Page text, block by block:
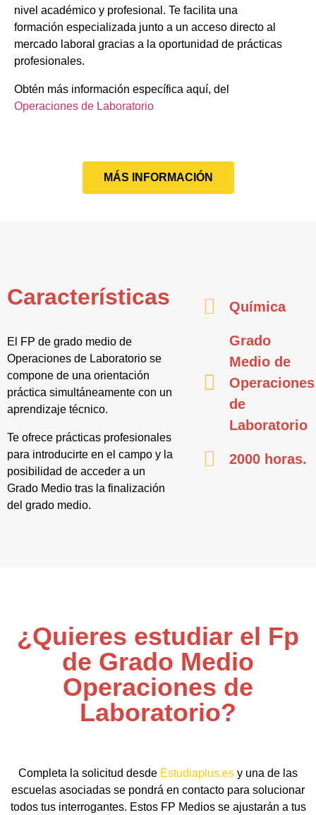
nivel académico y profesional. Te facilita una
formación especializada junto a un acceso directo al
mercado laboral gracias a la oportunidad de prácticas
profesionales.
Obtén más información específica aquí, del
Operaciones de Laboratorio
MÁS INFORMACIÓN
Características
El FP de grado medio de
Operaciones de Laboratorio se
compone de una orientación
práctica simultáneamente con un
aprendizaje técnico.
Te ofrece prácticas profesionales
para introducirte en el campo y la
posibilidad de acceder a un
Grado Medio tras la finalización
del grado medio.
Química
Grado
Medio de
Operaciones
de
Laboratorio
2000 horas.
¿Quieres estudiar el Fp
de Grado Medio
Operaciones de
Laboratorio?
Completa la solicitud desde Estudiaplus.es y una de las
escuelas asociadas se pondrá en contacto para solucionar
todos tus interrogantes. Estos FP Medios se ajustarán a tus